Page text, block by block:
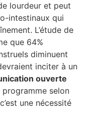
lourdeur et peut
intestinaux qui
L’étude de
que 64%
diminuent
inciter à un
ouverte
selon
une nécessité